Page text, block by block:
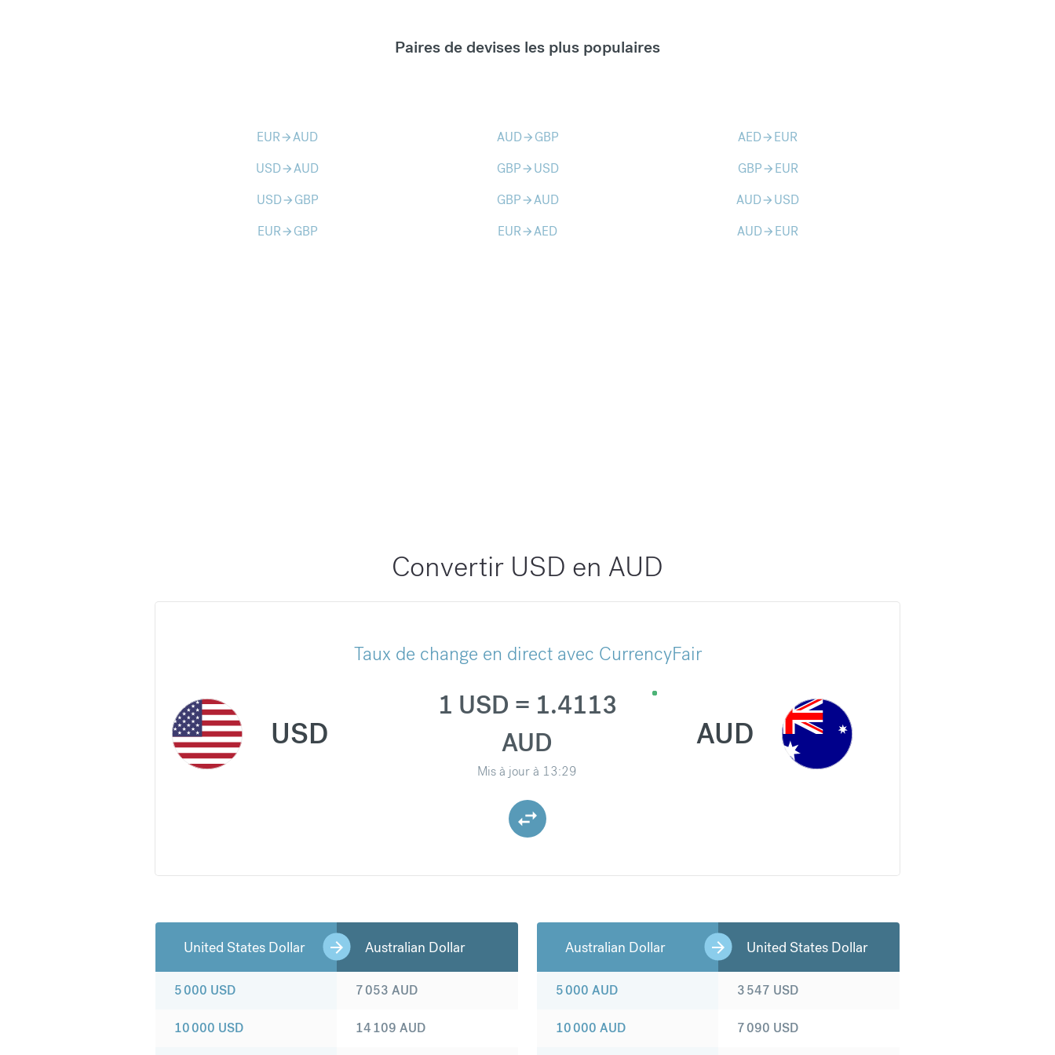
Paires de devises les plus populaires
EURarrow_forwardAUD AUDarrow_forward GBP AEDarrow_forward EUR
USDarrow_forwardAUD GBParrow_forward USD GBParrow_forward EUR
USDarrow_forward GBP GBParrow_forwardAUD AUDarrow_forward USD
EURarrow_forward GBP EURarrow_forwardAED AUDarrow_forward EUR
Convertir USD en AUD
Taux de change en direct avec CurrencyFair
USD
1 USD = 1.4113
AUD
Mis à jour à 13:29
AUD
United States Dollar Australian Dollar
5 000 USD
10 000 USD
7 053 AUD
14 109 AUD
Australian Dollar United States Dollar
5 000 AUD
10 000 AUD
3 547 USD
7 090 USD